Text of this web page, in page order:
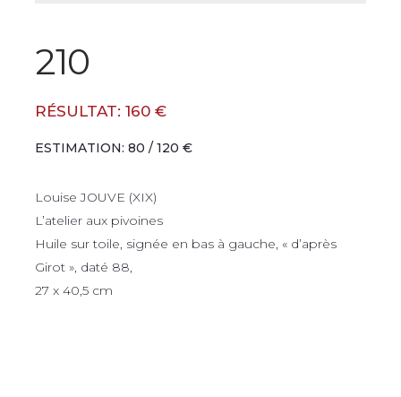
210
RÉSULTAT: 160 €
ESTIMATION: 80 / 120 €
Louise JOUVE (XIX)
L’atelier aux pivoines
Huile sur toile, signée en bas à gauche, « d’après
Girot », daté 88,
27 x 40,5 cm